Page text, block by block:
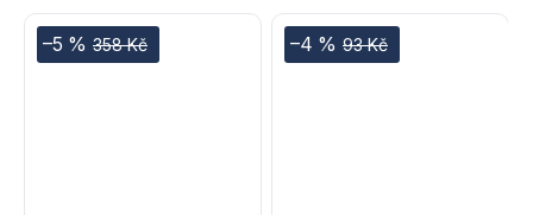
358 Kč
–5 % 93 Kč
–4 %